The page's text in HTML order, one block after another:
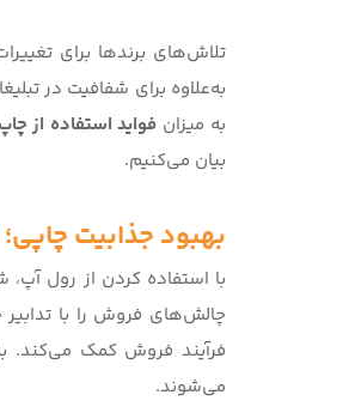
تلاش‌های برندها برای
به‌علاوه برای شفافیت در
به میزان فواید استفاده از
بیان می‌کنیم.
بهبود جذابیت
با استفاده کردن از رول آپ،
چالش‌های فروش را با
فرآیند فروش کمک می‌کند.
می‌شوند.